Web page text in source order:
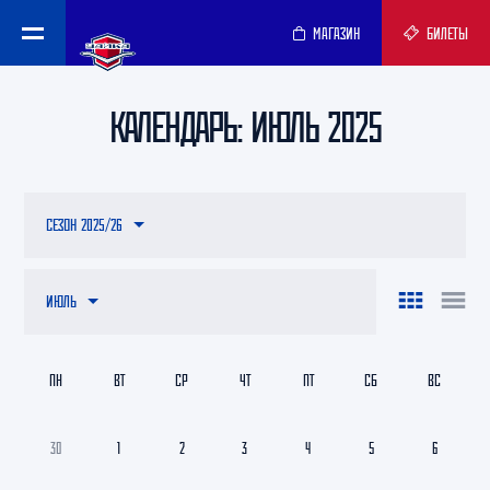
МАГАЗИН БИЛЕТЫ
КАЛЕНДАРЬ: ИЮЛЬ 2025
ИЮЛЬ
СЕЗОН 2025/26
30 1 2 3 4 5 6
ПН ВТ СР ЧТ ПТ СБ ВС